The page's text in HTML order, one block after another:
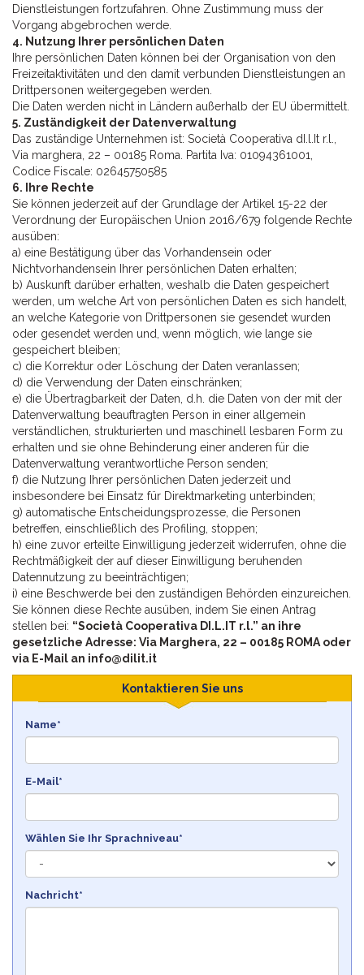
Dienstleistungen fortzufahren. Ohne Zustimmung muss der
Vorgang abgebrochen werde.
4. Nutzung Ihrer persönlichen Daten
Ihre persönlichen Daten können bei der Organisation von den
Freizeitaktivitäten und den damit verbunden Dienstleistungen an
Drittpersonen weitergegeben werden.
Die Daten werden nicht in Ländern außerhalb der EU übermittelt.
5. Zuständigkeit der Datenverwaltung
Das zuständige Unternehmen ist: Società Cooperativa dI.l.It r.l.,
Via marghera, 22 – 00185 Roma. Partita Iva: 01094361001,
Codice Fiscale: 02645750585
6. Ihre Rechte
Sie können jederzeit auf der Grundlage der Artikel 15-22 der
Verordnung der Europäischen Union 2016/679 folgende Rechte
ausüben:
a) eine Bestätigung über das Vorhandensein oder
Nichtvorhandensein Ihrer persönlichen Daten erhalten;
b) Auskunft darüber erhalten, weshalb die Daten gespeichert
werden, um welche Art von persönlichen Daten es sich handelt,
an welche Kategorie von Drittpersonen sie gesendet wurden
oder gesendet werden und, wenn möglich, wie lange sie
gespeichert bleiben;
c) die Korrektur oder Löschung der Daten veranlassen;
d) die Verwendung der Daten einschränken;
e) die Übertragbarkeit der Daten, d.h. die Daten von der mit der
Datenverwaltung beauftragten Person in einer allgemein
verständlichen, strukturierten und maschinell lesbaren Form zu
erhalten und sie ohne Behinderung einer anderen für die
Datenverwaltung verantwortliche Person senden;
f) die Nutzung Ihrer persönlichen Daten jederzeit und
insbesondere bei Einsatz für Direktmarketing unterbinden;
g) automatische Entscheidungsprozesse, die Personen
betreffen, einschließlich des Profiling, stoppen;
h) eine zuvor erteilte Einwilligung jederzeit widerrufen, ohne die
Rechtmäßigkeit der auf dieser Einwilligung beruhenden
Datennutzung zu beeinträchtigen;
i) eine Beschwerde bei den zuständigen Behörden einzureichen.
Sie können diese Rechte ausüben, indem Sie einen Antrag
stellen bei: “Società Cooperativa DI.L.IT r.l.” an ihre
gesetzliche Adresse: Via Marghera, 22 – 00185 ROMA oder
via E-Mail an info@dilit.it
Kontaktieren Sie uns
Name*
E-Mail*
Wählen Sie Ihr Sprachniveau*
Nachricht*